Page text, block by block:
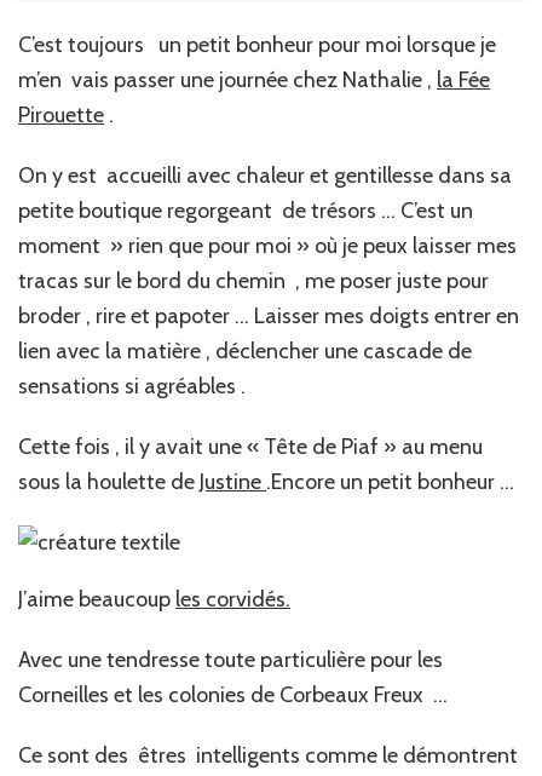
C’est toujours un petit bonheur pour moi lorsque je
m’en vais passer une journée chez Nathalie , la Fée
Pirouette .
On y est accueilli avec chaleur et gentillesse dans sa
petite boutique regorgeant de trésors … C’est un
moment » rien que pour moi » où je peux laisser mes
tracas sur le bord du chemin , me poser juste pour
broder , rire et papoter … Laisser mes doigts entrer en
lien avec la matière , déclencher une cascade de
sensations si agréables .
Cette fois , il y avait une « Tête de Piaf » au menu
sous la houlette de Justine .Encore un petit bonheur …
J’aime beaucoup les corvidés.
Avec une tendresse toute particulière pour les
Corneilles et les colonies de Corbeaux Freux …
Ce sont des êtres intelligents comme le démontrent